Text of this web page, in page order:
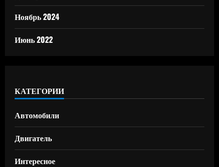
Ноябрь 2024
Июнь 2022
КАТЕГОРИИ
Автомобили
Двигатель
Интересное